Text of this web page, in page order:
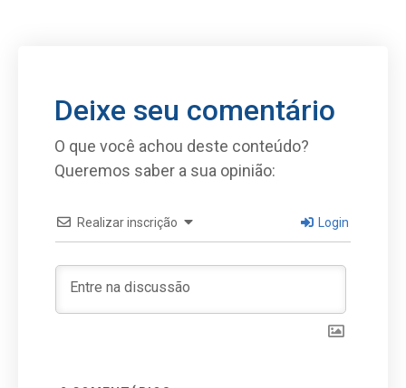
Deixe seu comentário
O que você achou deste conteúdo?
Queremos saber a sua opinião:
Realizar inscrição Login